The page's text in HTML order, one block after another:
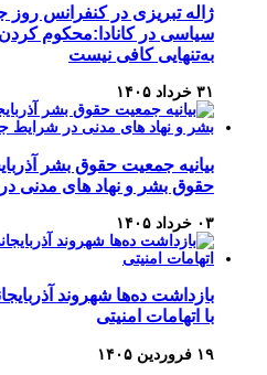
ژاله تبریزی در کنفرانس روز
سیاسی در کانادا:محکوم
به‌تنهایی کافی نیست
۳۱ خرداد ۱۴۰۵
بیانیه جمعیت حقوق بشر
حقوق بشر و نهاد های مدنی
۰۳ خرداد ۱۴۰۵
بازداشت ده‌ها شهروند
با اتهامات امنیتی
۱۹ فروردین ۱۴۰۵